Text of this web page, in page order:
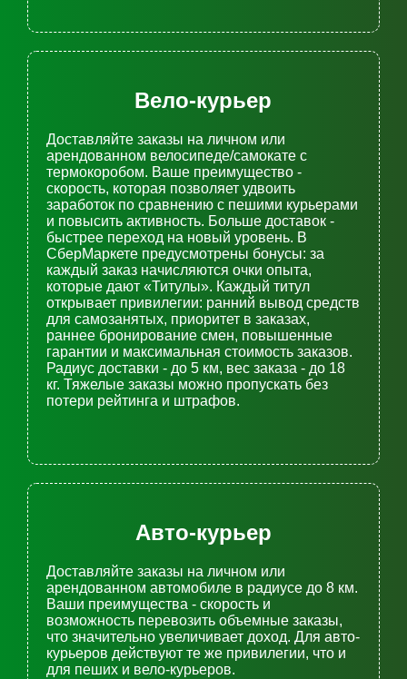
Вело-курьер
Доставляйте заказы на личном или
арендованном велосипеде/самокате с
термокоробом. Ваше преимущество -
скорость, которая позволяет удвоить
заработок по сравнению с пешими курьерами
и повысить активность. Больше доставок -
быстрее переход на новый уровень. В
СберМаркете предусмотрены бонусы: за
каждый заказ начисляются очки опыта,
которые дают «Титулы». Каждый титул
открывает привилегии: ранний вывод средств
для самозанятых, приоритет в заказах,
раннее бронирование смен, повышенные
гарантии и максимальная стоимость заказов.
Радиус доставки - до 5 км, вес заказа - до 18
кг. Тяжелые заказы можно пропускать без
потери рейтинга и штрафов.
Авто-курьер
Доставляйте заказы на личном или
арендованном автомобиле в радиусе до 8 км.
Ваши преимущества - скорость и
возможность перевозить объемные заказы,
что значительно увеличивает доход. Для авто-
курьеров действуют те же привилегии, что и
для пеших и вело-курьеров.